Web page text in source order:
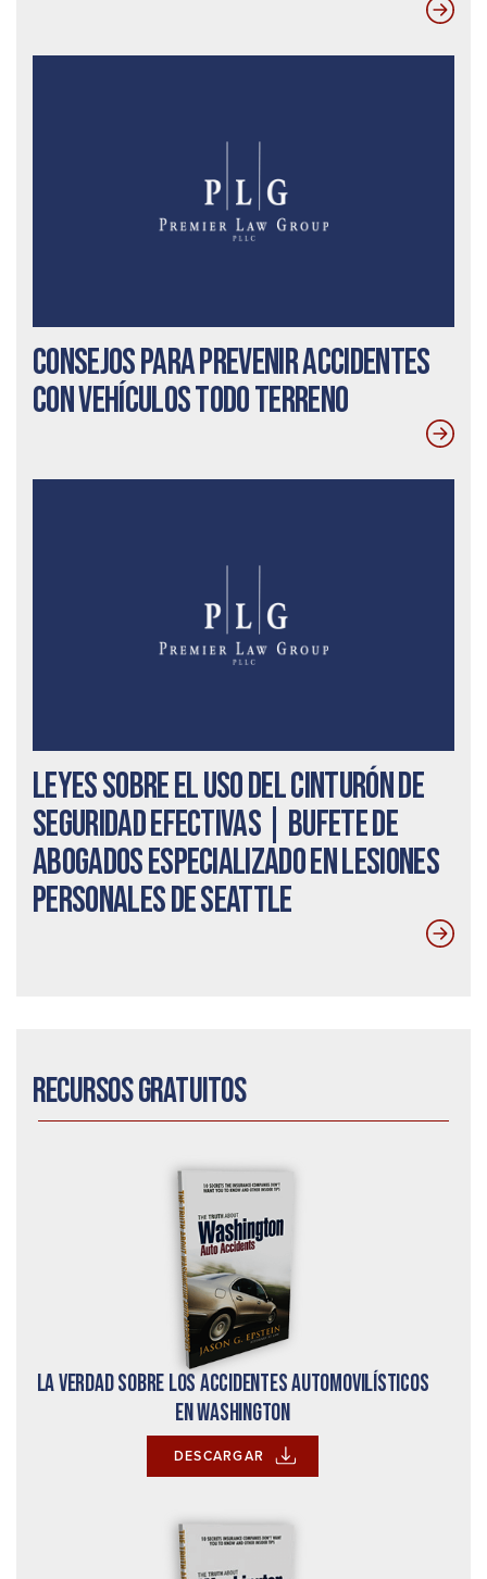
Consejos para prevenir accidentes
con vehículos todo terreno
Leyes sobre el uso del cinturón de
seguridad efectivas | Bufete de
abogados especializado en lesiones
personales de Seattle
Recursos gratuitos
La verdad sobre los accidentes automovilísticos
en Washington
DESCARGAR